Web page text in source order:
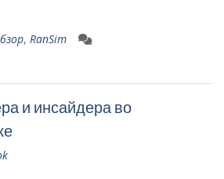
, RanSim
и инсайдера во